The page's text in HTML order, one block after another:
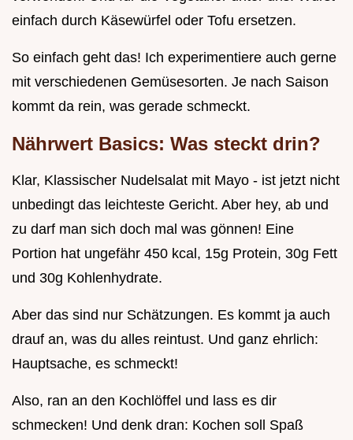
einfach durch Käsewürfel oder Tofu ersetzen.
So einfach geht das! Ich experimentiere auch gerne
mit verschiedenen Gemüsesorten. Je nach Saison
kommt da rein, was gerade schmeckt.
Nährwert Basics: Was steckt drin?
Klar, Klassischer Nudelsalat mit Mayo - ist jetzt nicht
unbedingt das leichteste Gericht. Aber hey, ab und
zu darf man sich doch mal was gönnen! Eine
Portion hat ungefähr 450 kcal, 15g Protein, 30g Fett
und 30g Kohlenhydrate.
Aber das sind nur Schätzungen. Es kommt ja auch
drauf an, was du alles reintust. Und ganz ehrlich:
Hauptsache, es schmeckt!
Also, ran an den Kochlöffel und lass es dir
schmecken! Und denk dran: Kochen soll Spaß